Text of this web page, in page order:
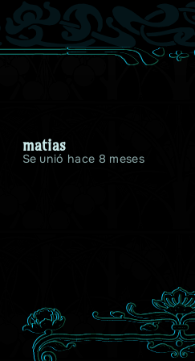
matias
Se unió hace 8 meses